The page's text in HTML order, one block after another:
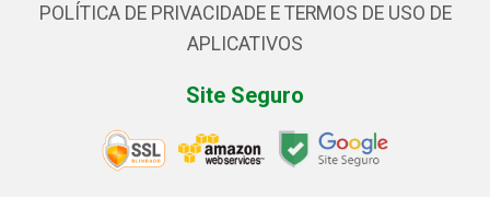
POLÍTICA DE PRIVACIDADE E TERMOS DE USO DE
APLICATIVOS
Site Seguro